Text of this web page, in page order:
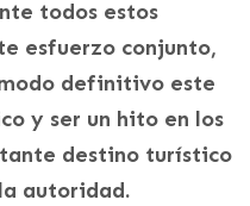
todos estos
esfuerzo conjunto,
definitivo este
y ser un hito en los
destino turístico
autoridad.